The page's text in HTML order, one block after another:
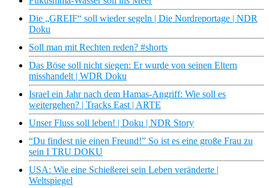
Die „GREIF“ soll wieder segeln | Die Nordreportage | NDR
Doku
Soll man mit Rechten reden? #shorts
Das Böse soll nicht siegen: Er wurde von seinen Eltern
misshandelt | WDR Doku
Israel ein Jahr nach dem Hamas-Angriff: Wie soll es
weitergehen? | Tracks East | ARTE
Unser Fluss soll leben! | Doku | NDR Story
“Du findest nie einen Freund!” So ist es eine große Frau zu
sein I TRU DOKU
USA: Wie eine Schießerei sein Leben veränderte |
Weltspiegel